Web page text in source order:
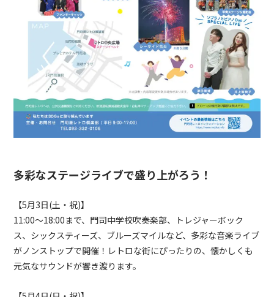
多彩なステージライブで盛り上がろう！
【5月3日(土・祝)】
11:00〜18:00まで、門司中学校吹奏楽部、トレジャーボック
ス、シックスティーズ、ブルーズマイルなど、多彩な音楽ライブ
がノンストップで開催！レトロな街にぴったりの、懐かしくも
元気なサウンドが響き渡ります。